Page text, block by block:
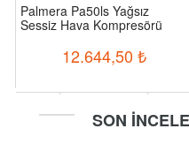
Palmera Pa50ls Yağsız
Sessiz Hava Kompresörü
12.644,50 ₺
SON